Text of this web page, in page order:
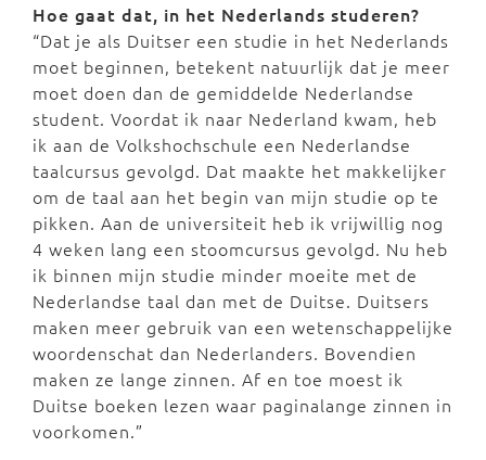
Hoe gaat dat, in het Nederlands studeren?
“Dat je als Duitser een studie in het Nederlands
moet beginnen, betekent natuurlijk dat je meer
moet doen dan de gemiddelde Nederlandse
student. Voordat ik naar Nederland kwam, heb
ik aan de Volkshochschule een Nederlandse
taalcursus gevolgd. Dat maakte het makkelijker
om de taal aan het begin van mijn studie op te
pikken. Aan de universiteit heb ik vrijwillig nog
4 weken lang een stoomcursus gevolgd. Nu heb
ik binnen mijn studie minder moeite met de
Nederlandse taal dan met de Duitse. Duitsers
maken meer gebruik van een wetenschappelijke
woordenschat dan Nederlanders. Bovendien
maken ze lange zinnen. Af en toe moest ik
Duitse boeken lezen waar paginalange zinnen in
voorkomen.”